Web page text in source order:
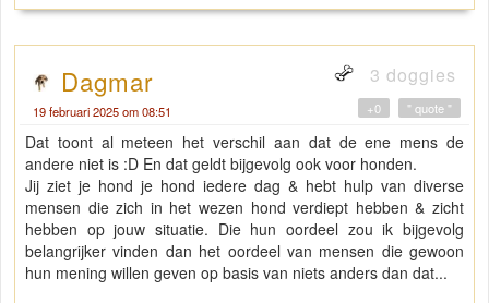
Dagmar 3 doggies
19 februari 2025 om 08:51 " quote "
+0
Dat toont al meteen het verschil aan dat de ene mens de
andere niet is :D En dat geldt bijgevolg ook voor honden.
Jij ziet je hond je hond iedere dag & hebt hulp van diverse
mensen die zich in het wezen hond verdiept hebben & zicht
hebben op jouw situatie. Die hun oordeel zou ik bijgevolg
belangrijker vinden dan het oordeel van mensen die gewoon
hun mening willen geven op basis van niets anders dan dat...